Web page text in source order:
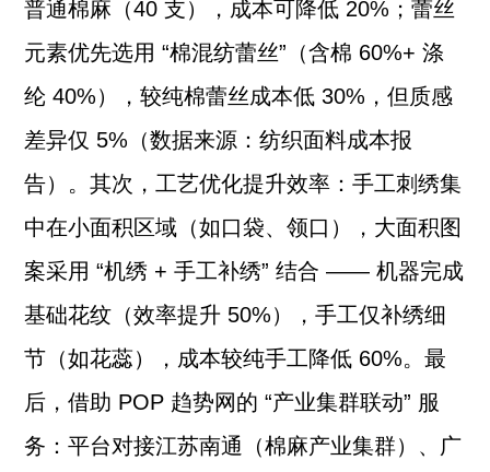
普通棉麻（40 支），成本可降低 20%；蕾丝
元素优先选用 “棉混纺蕾丝”（含棉 60%+ 涤
纶 40%），较纯棉蕾丝成本低 30%，但质感
差异仅 5%（数据来源：纺织面料成本报
告）。其次，工艺优化提升效率：手工刺绣集
中在小面积区域（如口袋、领口），大面积图
案采用 “机绣 + 手工补绣” 结合 —— 机器完成
基础花纹（效率提升 50%），手工仅补绣细
节（如花蕊），成本较纯手工降低 60%。最
后，借助 POP 趋势网的 “产业集群联动” 服
务：平台对接江苏南通（棉麻产业集群）、广